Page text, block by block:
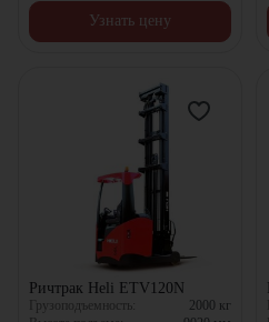
Узнать цену
Ричтрак Heli ETV120N
Грузоподъемность: 2000 кг